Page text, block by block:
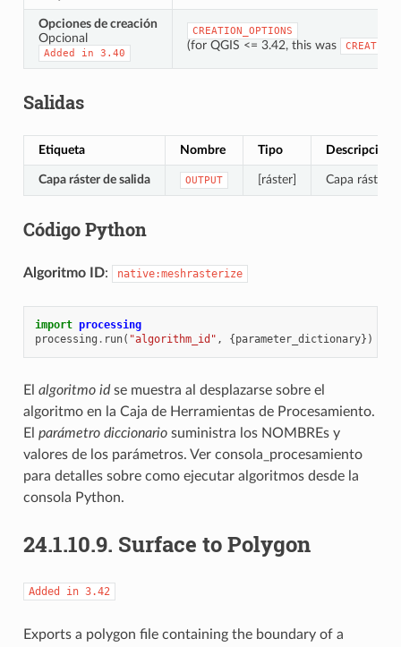
Opciones de creación
Opcional
Added in 3.40
CREATION_OPTIONS
(for QGIS <= 3.42, this was
Salidas
Etiqueta Nombre Tipo Descripción
Capa ráster de salida OUTPUT [ráster] Capa ráster
Código Python
Algoritmo ID: native:meshrasterize
import processing
processing . run( "algorithm_id" , {parameter_dictionary})
El algoritmo idse muestra al desplazarse sobre el
algoritmo en la Caja de Herramientas de Procesamiento.
El parámetro diccionariosuministra los NOMBREs y
valores de los parámetros. Ver consola_procesamiento
para detalles sobre como ejecutar algoritmos desde la
consola Python.
24.1.10.9. Surface to Polygon
Added in 3.42
Exports a polygon file containing the boundary of a